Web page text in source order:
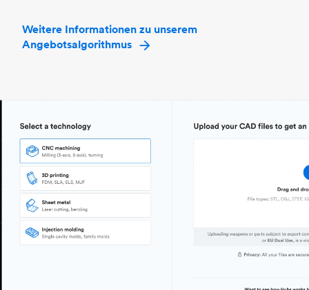
Weitere Informationen zu unserem
Angebotsalgorithmus